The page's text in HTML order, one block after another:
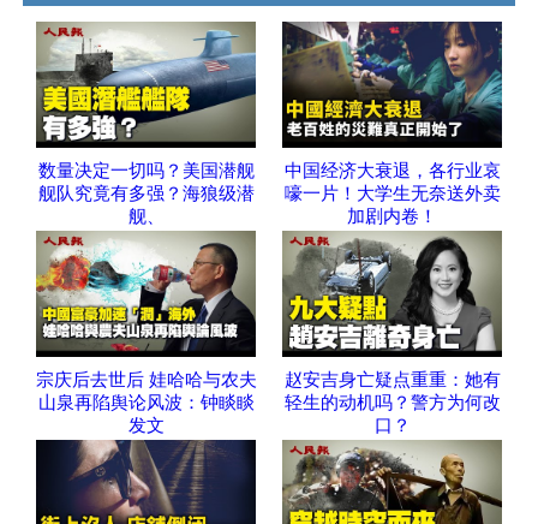
数量决定一切吗？美国潜舰
舰队究竟有多强？海狼级潜
舰、
中国经济大衰退，各行业哀
嚎一片！大学生无奈送外卖
加剧内卷！
宗庆后去世后 娃哈哈与农夫
山泉再陷舆论风波：钟睒睒
发文
赵安吉身亡疑点重重：她有
轻生的动机吗？警方为何改
口？